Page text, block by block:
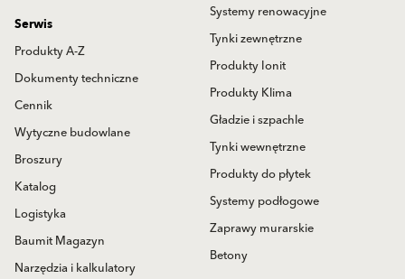
Systemy renowacyjne
Tynki zewnętrzne
Produkty Ionit
Produkty Klima
Gładzie i szpachle
Tynki wewnętrzne
Produkty do płytek
Systemy podłogowe
Zaprawy murarskie
Betony
Serwis
Produkty A-Z
Dokumenty techniczne
Cennik
Wytyczne budowlane
Broszury
Katalog
Logistyka
Baumit Magazyn
Narzędzia i kalkulatory